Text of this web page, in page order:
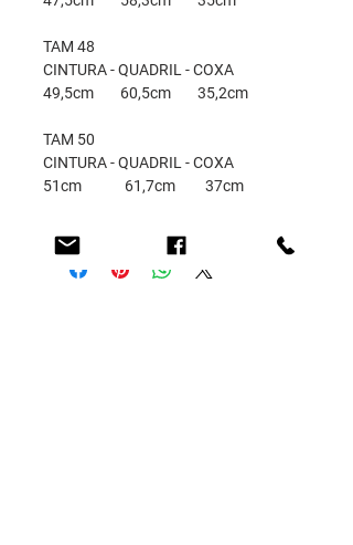
TAM 48
CINTURA - QUADRIL - COXA
49,5cm 60,5cm 35,2cm
TAM 50
CINTURA - QUADRIL - COXA
51cm 61,7cm 37cm